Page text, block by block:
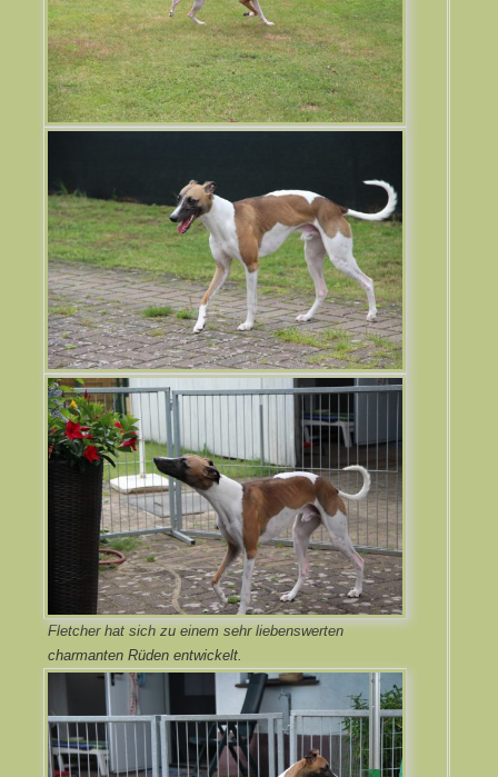
Fletcher hat sich zu einem sehr liebenswerten
charmanten Rüden entwickelt.